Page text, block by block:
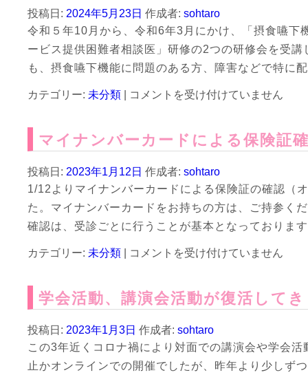
た！
は
医
で
は
初！
県
域
ｰ
ｼ
ｮ
ﾝ
専
門
職
育
成
修
修
了
投稿日: 2024年5月23日 作成者: sohtaro
令和５年10月から、令和6年3月にかけ、「摂食嚥下
ービス提供困難者相談医」研修の2つの研修会を受
も、摂食嚥下機能に問題のある方、障害などで特に
カテゴリー: 未分類
摂
下
機
能
訓
練、
ス
ペ
ャ
ー
ズ
歯
科
相
談
コメントを受け付けていません
マイナンバーカードによる保険証
投稿日: 2023年1月12日 作成者: sohtaro
1/12よりマイナンバーカードによる保険証の確認（
た。マイナンバーカードをお持ちの方は、ご持参く
確認は、受診ごとに行うことが基本となっておりま
カテゴリー: 未分類
マ
ン
バ
ー
カ
ー
ド
コメントを受け付けていません
学会活動、講演会活動が復活して
投稿日: 2023年1月3日 作成者: sohtaro
この3年近くコロナ禍により対面での講演会や学会
止かオンラインでの開催でしたが、昨年より少しず